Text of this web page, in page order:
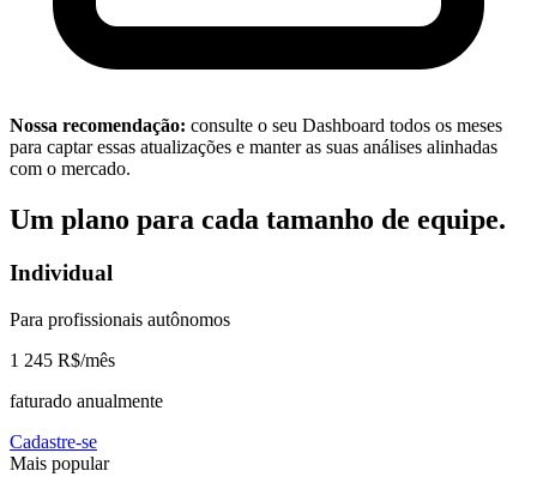
Nossa recomendação: consulte o seu Dashboard todos os meses
para captar essas atualizações e manter as suas análises alinhadas
com o mercado.
Um plano para cada tamanho de equipe.
Individual
Para profissionais autônomos
1 245 R$/mês
faturado anualmente
Cadastre-se
Mais popular